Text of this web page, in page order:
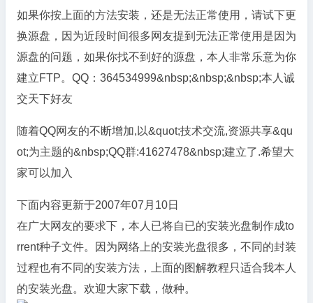
如果你按上面的方法安装，还是无法正常使用，请试下更
换源盘，因为近段时间很多网友提到无法正常使用是因为
源盘的问题，如果你找不到好的源盘，本人非常乐意为你
建立FTP。QQ：364534999&nbsp;&nbsp;&nbsp;本人诚
交天下好友
随着QQ网友的不断增加,以&quot;技术交流,资源共享&qu
ot;为主题的&nbsp;QQ群:41627478&nbsp;建立了.希望大
家可以加入
下面内容更新于2007年07月10日
在广大网友的要求下，本人已将自已的安装光盘制作成to
rrent种子文件。因为网络上的安装光盘很多，不同的封装
过程也有不同的安装方法，上面的图解教程只适合我本人
的安装光盘。欢迎大家下载，做种。